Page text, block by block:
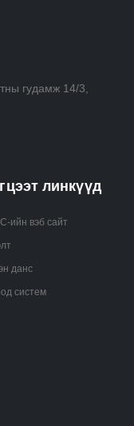
гудамж 14/3,
линкүүд
ийн вэб сайт
данс
систем